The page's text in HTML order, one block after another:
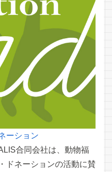
ーション
合同会社は、動物福
ドネーションの活動に賛